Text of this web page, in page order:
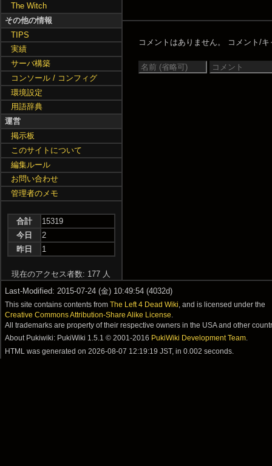
コメントはありません。 コメント/
The Witch
その他の情報
TIPS
実績
サーバ構築
コンソール / コンフィグ
環境設定
用語辞典
運営
掲示板
このサイトについて
編集ルール
お問い合わせ
管理者のメモ
合計
15319
今日
2
昨日
1
現在のアクセス者数: 177 人
Last-Modified: 2015-07-24 (金) 10:49:54 (4032d)
This site contains contents fromThe Left 4 Dead Wiki , and is licensed under the
Creative Commons Attribution-Share Alike License
All trademarks are property of their respective owners in the USA and other
About Pukiwiki: PukiWiki 1.5.1 © 2001-2016 PukiWiki Development Team.
HTML was generated on2026-08-07 12:19:19 JST , in 0.002 seconds.